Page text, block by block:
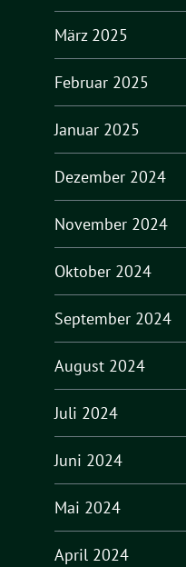
März 2025
Februar 2025
Januar 2025
Dezember 2024
November 2024
Oktober 2024
September 2024
August 2024
Juli 2024
Juni 2024
Mai 2024
April 2024